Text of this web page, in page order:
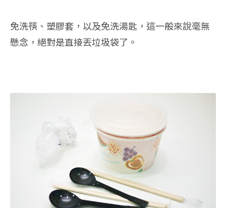
免洗筷、塑膠套，以及免洗湯匙，這一般來說毫無
懸念，絕對是直接丟垃圾袋了。